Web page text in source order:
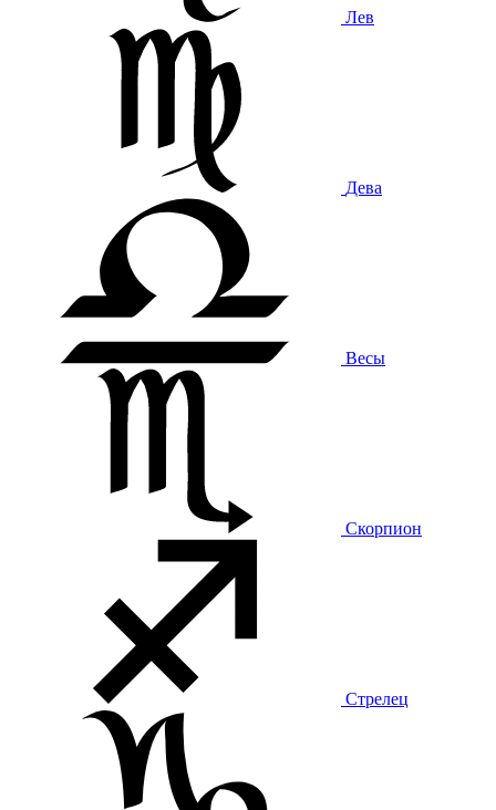
Лев
Дева
Весы
Скорпион
Стрелец